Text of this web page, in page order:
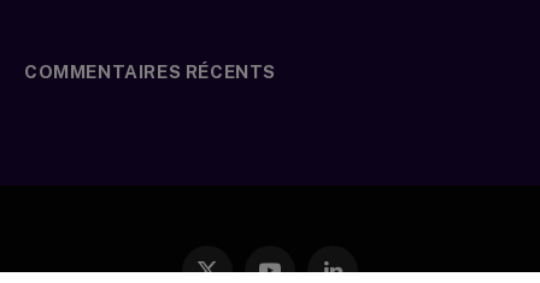
COMMENTAIRES RÉCENTS